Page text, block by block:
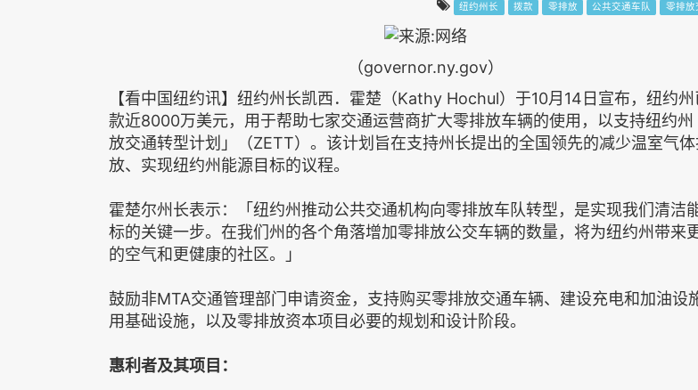
纽约州长 拨款 零排放 公共交通车队 零排放
（governor.ny.gov）
【看中国纽约讯】纽约州长凯西．霍楚（Kathy Hochul）于10月14日宣布，纽约
款近8000万美元，用于帮助七家交通运营商扩大零排放车辆的使用，以支持纽约州
放交通转型计划」（ZETT）。该计划旨在支持州长提出的全国领先的减少温室气
放、实现纽约州能源目标的议程。
霍楚尔州长表示：「纽约州推动公共交通机构向零排放车队转型，是实现我们清洁
标的关键一步。在我们州的各个角落增加零排放公交车辆的数量，将为纽约州带来
的空气和更健康的社区。」
鼓励非MTA交通管理部门申请资金，支持购买零排放交通车辆、建设充电和加油设
用基础设施，以及零排放资本项目必要的规划和设计阶段。
惠利者及其项目：